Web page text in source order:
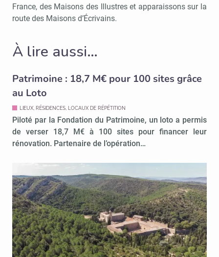
France, des Maisons des Illustres et apparaissons sur la
route des Maisons d’Écrivains.
À lire aussi…
Patrimoine : 18,7 M€ pour 100 sites grâce
au Loto
LIEUX, RÉSIDENCES, LOCAUX DE RÉPÉTITION
Piloté par la Fondation du Patrimoine, un loto a permis
de verser 18,7 M€ à 100 sites pour financer leur
rénovation. Partenaire de l’opération…